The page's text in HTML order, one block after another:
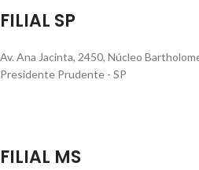
FILIAL SP
Av. Ana Jacinta, 2450, Núcleo
Presidente Prudente - SP
FILIAL MS